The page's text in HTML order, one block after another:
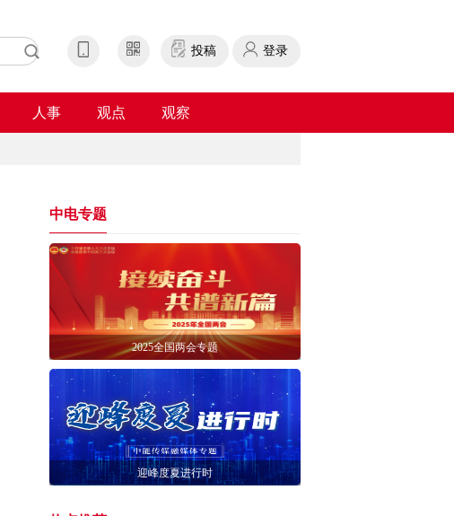
投稿 登录
人事 观点 观察
中电专题
2025全国两会专题
迎峰度夏进行时